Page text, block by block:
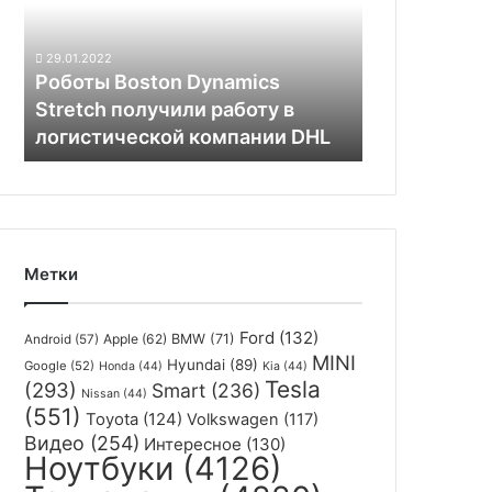
логистической
компании
DHL
29.01.2022
Роботы Boston Dynamics
Stretch получили работу в
логистической компании DHL
Метки
Android (57) Apple (62) BMW (71) Ford (132)
Google (52) Honda (44) Hyundai (89) Kia (44) MINI
(293) Nissan (44) Smart (236) Tesla
(551) Toyota (124) Volkswagen (117)
Видео (254) Интересное (130)
Ноутбуки (4126)